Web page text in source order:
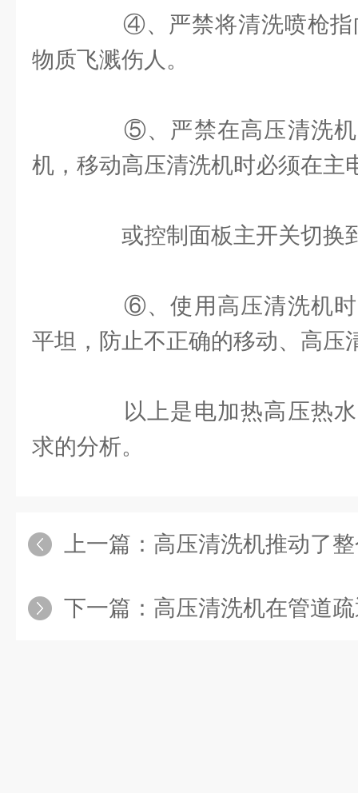
④、严禁将清洗喷枪指
物质飞溅伤人。
⑤、严禁在高压清洗机
机，移动高压清洗机时必须在主
或控制面板主开关切换到
⑥、使用高压清洗机时
平坦，防止不正确的移动、高压
以上是电加热高压热水
求的分析。
上一篇： 高压清洗机推动了
下一篇： 高压清洗机在管道